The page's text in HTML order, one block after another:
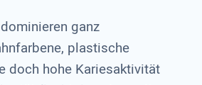
ganz
plastische
doch hohe Kariesaktivität